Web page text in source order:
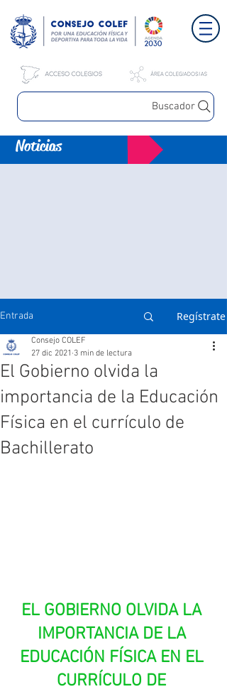
Buscador
Noticias
Entrada Regístrate
El Gobierno olvida la
importancia de la Educación
Física en el currículo de
Bachillerato
Consejo COLEF
27 dic 2021 3 min de lectura
EL GOBIERNO OLVIDA LA
IMPORTANCIA DE LA
EDUCACIÓN FÍSICA EN EL
CURRÍCULO DE